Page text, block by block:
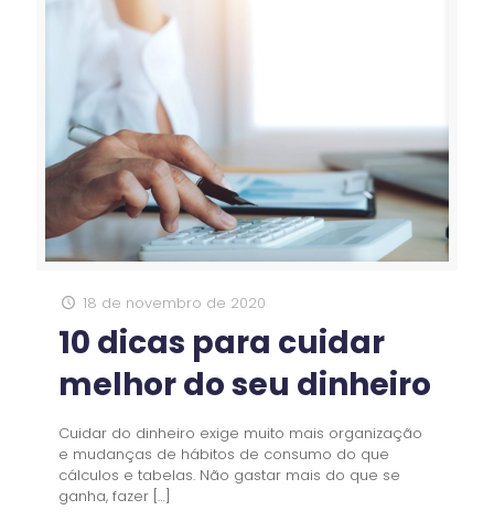
18 de novembro de 2020
10 dicas para cuidar
melhor do seu dinheiro
Cuidar do dinheiro exige muito mais organização
e mudanças de hábitos de consumo do que
cálculos e tabelas. Não gastar mais do que se
ganha, fazer […]